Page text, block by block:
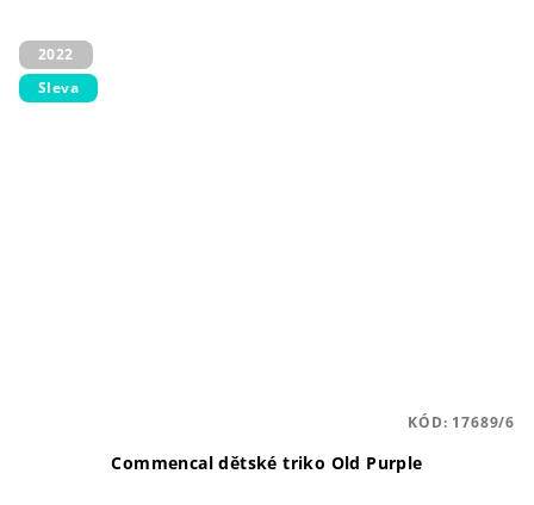
2022
Sleva
Commencal dětské triko Old Purple
KÓD: 17689/6